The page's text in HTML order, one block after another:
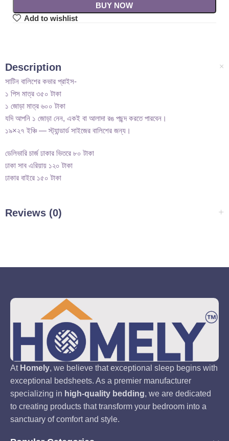
BUY NOW
Add to wishlist
Description
সাটিন বালিশের কভার প্রাইস-
১ পিস মাত্র ৩৫০ টাকা
১ জোড়া মাত্র ৬০০ টাকা
যদি আপনি ১ জোড়া নেন, একই বা আলাদা রঙ পছন্দ করতে পারবেন।
১৯×২৭ ইঞ্চি — স্ট্যান্ডার্ড সাইজের বালিশের জন্য।
ডেলিভারি চার্জ ঢাকার ভিতরে ৮০ টাকা
ঢাকা সাব এরিয়ায় ১২০ টাকা
ঢাকার বাইরে ১৫০ টাকা
Reviews (0)
At Homely, we believe that exceptional sleep begins with
exceptional bedsheets. As a premier manufacturer
specializing in high-quality bedding, we are dedicated
to creating products that transform your bedroom into a
sanctuary of comfort and style.